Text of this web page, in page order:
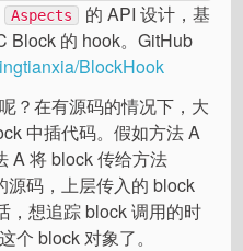
Aspects
的 API 设计，基
Block 的 hook。GitHub
BlockHook
？在有源码的情况下，大
中插代码。假如方法 A
A 将 block 传给方法
码，上层传入的 block
，想追踪 block 调用的时
个 block 对象了。